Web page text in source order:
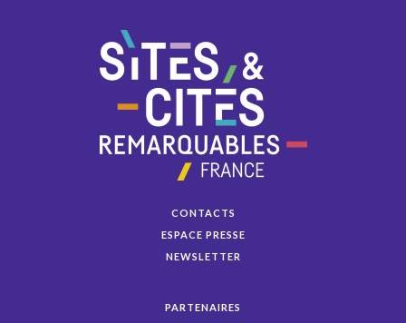
CONTACTS
ESPACE PRESSE
NEWSLETTER
PARTENAIRES